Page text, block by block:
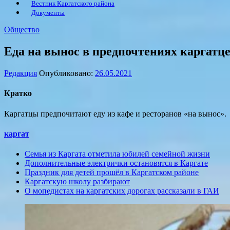
Вестник Каргатского района
Документы
Общество
Еда на вынос в предпочтениях
Редакция Опубликовано: 26.05.2021
Кратко
Каргатцы предпочитают еду из кафе и ресторанов «на вынос».
каргат
Семья из Каргата отметила юбилей семейной жизни
Дополнительные электрички остановятся в Каргате
Праздник для детей прошёл в Каргатском районе
Каргатскую школу разбирают
О мопедистах на каргатских дорогах рассказали в ГАИ